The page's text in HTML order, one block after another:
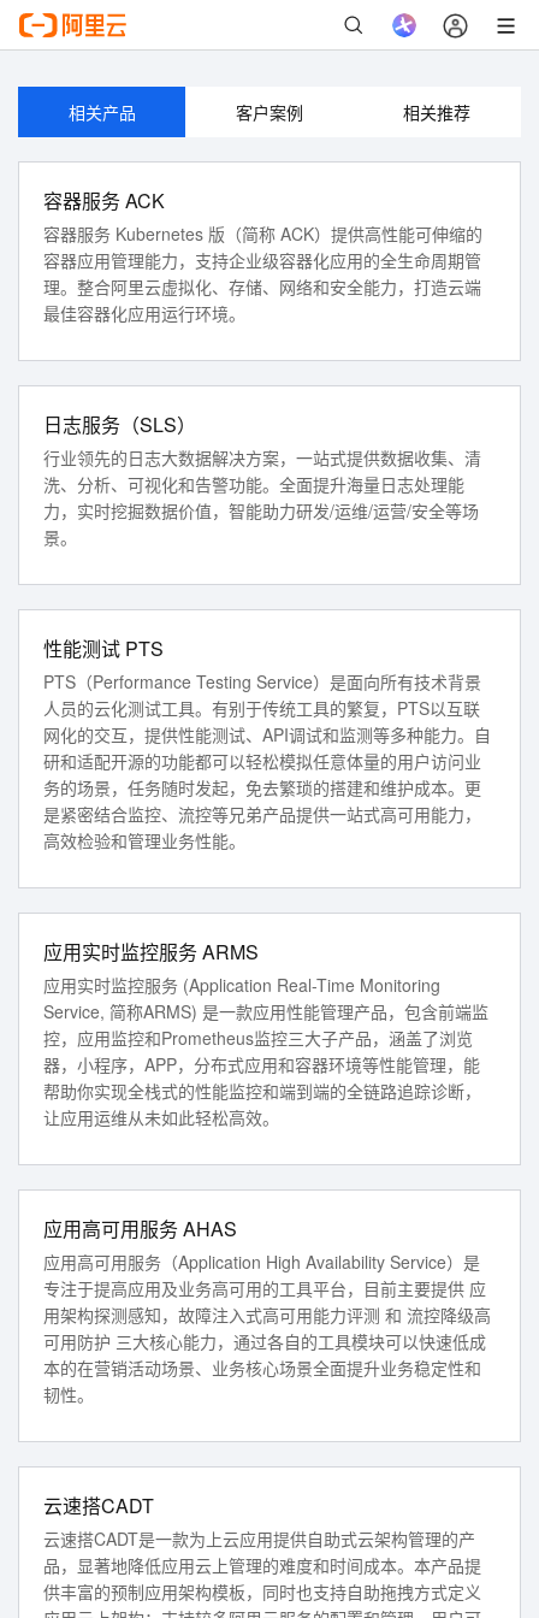
相关产品 客户案例 相关推荐
容器服务 ACK
容器服务 Kubernetes 版（简称 ACK）提供高性能可伸缩的
容器应用管理能力，支持企业级容器化应用的全生命周期管
理。整合阿里云虚拟化、存储、网络和安全能力，打造云端
最佳容器化应用运行环境。
日志服务（SLS）
行业领先的日志大数据解决方案，一站式提供数据收集、清
洗、分析、可视化和告警功能。全面提升海量日志处理能
力，实时挖掘数据价值，智能助力研发/运维/运营/安全等场
景。
性能测试 PTS
PTS（Performance Testing Service）是面向所有技术背景
人员的云化测试工具。有别于传统工具的繁复，PTS以互联
网化的交互，提供性能测试、API调试和监测等多种能力。自
研和适配开源的功能都可以轻松模拟任意体量的用户访问业
务的场景，任务随时发起，免去繁琐的搭建和维护成本。更
是紧密结合监控、流控等兄弟产品提供一站式高可用能力，
高效检验和管理业务性能。
应用实时监控服务 ARMS
应用实时监控服务 (Application Real-Time Monitoring
Service, 简称ARMS) 是一款应用性能管理产品，包含前端监
控，应用监控和Prometheus监控三大子产品，涵盖了浏览
器，小程序，APP，分布式应用和容器环境等性能管理，能
帮助你实现全栈式的性能监控和端到端的全链路追踪诊断，
让应用运维从未如此轻松高效。
应用高可用服务 AHAS
应用高可用服务（Application High Availability Service）是
专注于提高应用及业务高可用的工具平台，目前主要提供 应
用架构探测感知，故障注入式高可用能力评测 和 流控降级高
可用防护 三大核心能力，通过各自的工具模块可以快速低成
本的在营销活动场景、业务核心场景全面提升业务稳定性和
韧性。
云速搭CADT
云速搭CADT是一款为上云应用提供自助式云架构管理的产
品，显著地降低应用云上管理的难度和时间成本。本产品提
供丰富的预制应用架构模板，同时也支持自助拖拽方式定义
如果您是企业账号，可以生成子账号授权访问。